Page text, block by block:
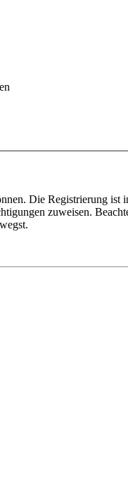
Die Registrierung
zuweisen.